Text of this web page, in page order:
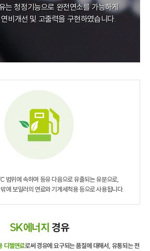
는 청정기능으로 완전연소를 가능하게
비개선 및 고출력을 구현하였습니다.
위에 속하며 등유 다음으로 유출되는 유분으로,
에 보일러의 연료와 기계세척용 등으로 사용됩니다.
SK에너지 경유
디젤연료로써경유에 요구되는 품질에 대해서, 유통되는 전